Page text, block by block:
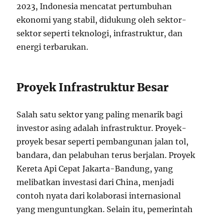
2023, Indonesia mencatat pertumbuhan
ekonomi yang stabil, didukung oleh sektor-
sektor seperti teknologi, infrastruktur, dan
energi terbarukan.
Proyek Infrastruktur Besar
Salah satu sektor yang paling menarik bagi
investor asing adalah infrastruktur. Proyek-
proyek besar seperti pembangunan jalan tol,
bandara, dan pelabuhan terus berjalan. Proyek
Kereta Api Cepat Jakarta-Bandung, yang
melibatkan investasi dari China, menjadi
contoh nyata dari kolaborasi internasional
yang menguntungkan. Selain itu, pemerintah